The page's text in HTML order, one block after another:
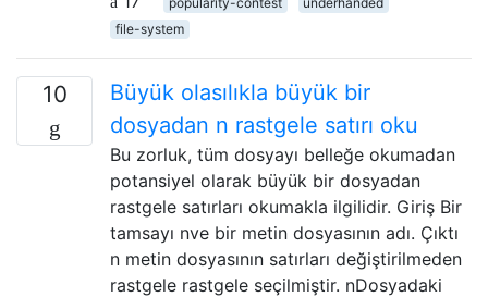
file-system
10
Büyük olasılıkla büyük bir
dosyadan n rastgele satırı oku
Bu zorluk, tüm dosyayı belleğe okumadan
potansiyel olarak büyük bir dosyadan
rastgele satırları okumakla ilgilidir. Giriş Bir
tamsayı nve bir metin dosyasının adı. Çıktı
n metin dosyasının satırları değiştirilmeden
rastgele rastgele seçilmiştir. nDosyadaki